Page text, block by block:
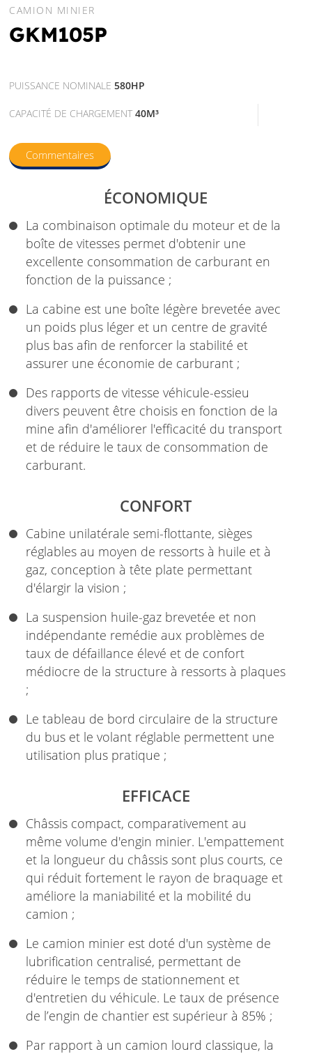
CAMION MINIER
GKM105P
PUISSANCE NOMINALE580HP
CAPACITÉ DE CHARGEMENT40M³
Commentaires
ÉCONOMIQUE
La combinaison optimale du moteur et de la
boîte de vitesses permet d'obtenir une
excellente consommation de carburant en
fonction de la puissance ;
La cabine est une boîte légère brevetée avec
un poids plus léger et un centre de gravité
plus bas afin de renforcer la stabilité et
assurer une économie de carburant ;
Des rapports de vitesse véhicule-essieu
divers peuvent être choisis en fonction de la
mine afin d'améliorer l'efficacité du transport
et de réduire le taux de consommation de
carburant.
CONFORT
Cabine unilatérale semi-flottante, sièges
réglables au moyen de ressorts à huile et à
gaz, conception à tête plate permettant
d'élargir la vision ;
La suspension huile-gaz brevetée et non
indépendante remédie aux problèmes de
taux de défaillance élevé et de confort
médiocre de la structure à ressorts à plaques
;
Le tableau de bord circulaire de la structure
du bus et le volant réglable permettent une
utilisation plus pratique ;
EFFICACE
Châssis compact, comparativement au
même volume d'engin minier. L'empattement
et la longueur du châssis sont plus courts, ce
qui réduit fortement le rayon de braquage et
améliore la maniabilité et la mobilité du
camion ;
Le camion minier est doté d'un système de
lubrification centralisé, permettant de
réduire le temps de stationnement et
d'entretien du véhicule. Le taux de présence
de l’engin de chantier est supérieur à 85% ;
Par rapport à un camion lourd classique, la